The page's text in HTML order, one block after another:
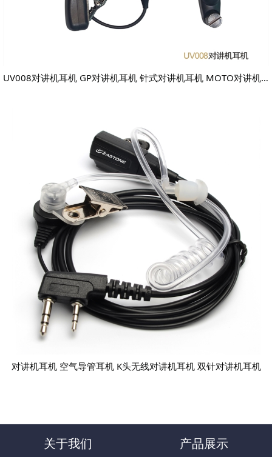
UV008对讲机耳机 GP对讲机耳机 针式对讲机耳机 MOTO对讲机耳机
对讲机耳机 空气导管耳机 K头无线对讲机耳机 双针对讲机耳机
关于我们 产品展示